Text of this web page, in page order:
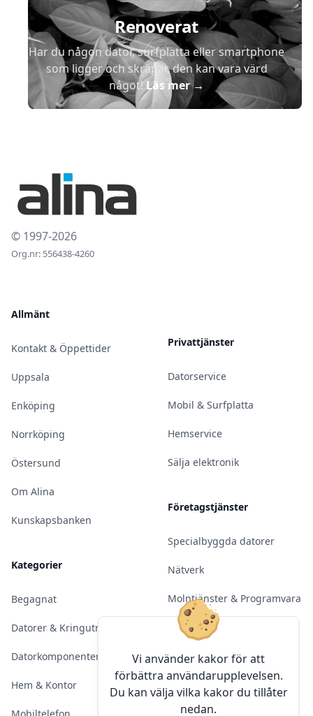
Vi använder kakor för att
förbättra användarupplevelsen.
Du kan välja vilka kakor du tillåter
nedan.
Renoverat
Har du någon dator, surfplatta eller smartphone
som ligger och skräpar, den kan vara värd
något!Läs mer→
© 1997-2026
Org.nr: 556438-4260
Allmänt
Kontakt & Öppettider
Uppsala
Enköping
Norrköping
Östersund
Om Alina
Kunskapsbanken
Kategorier
Begagnat
Datorer & Kringutrustning
Datorkomponenter
Hem & Kontor
Privattjänster
Datorservice
Mobil & Surfplatta
Hemservice
Sälja elektronik
Företagstjänster
Specialbyggda datorer
Nätverk
Molntjänster & Programvara
Server & Backup
Kameraövervakning
Konferens & Public Display
Sälja elektronik